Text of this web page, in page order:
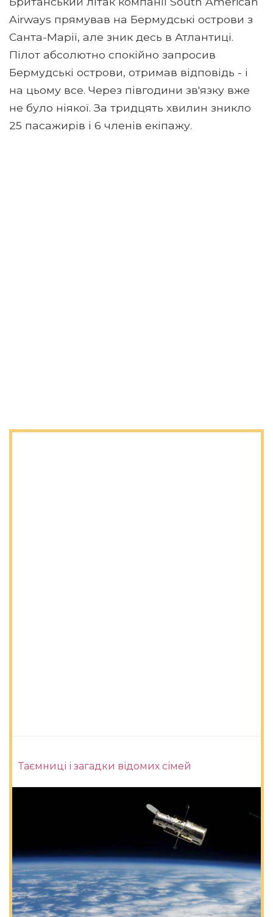
Airways прямував на Бермудські острови з
Санта-Марії, але зник десь в Атлантиці.
Пілот абсолютно спокійно запросив
Бермудські острови, отримав відповідь - і
на цьому все. Через півгодини зв'язку вже
не було ніякої. За тридцять хвилин зникло
25 пасажирів і 6 членів екіпажу.
Таємниці і загадки відомих сімей